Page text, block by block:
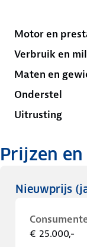
Motor en
Verbruik en
Maten en
Onderstel
Uitrusting
Prijzen
Nieuwprijs
€ 25.000,-